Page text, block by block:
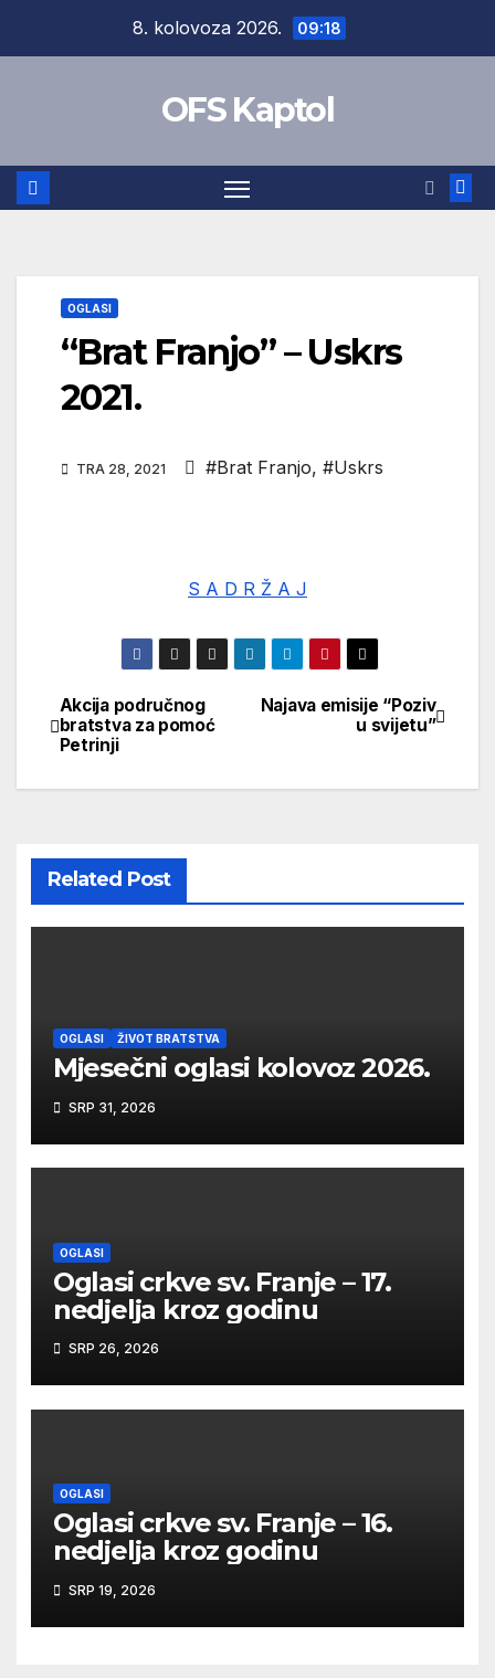
8. kolovoza 2026. 09:18
OFS Kaptol
OGLASI
“Brat Franjo” – Uskrs
2021.
TRA 28, 2021 #Brat Franjo, #Uskrs
S A D R Ž A J
Navigacija
objava
Najava emisije “Poziv
u svijetu”
Akcija područnog
bratstva za pomoć
Petrinji
Related Post
OGLASI ŽIVOT BRATSTVA
Mjesečni oglasi kolovoz 2026.
SRP 31, 2026
OGLASI
Oglasi crkve sv. Franje – 17.
nedjelja kroz godinu
SRP 26, 2026
OGLASI
Oglasi crkve sv. Franje – 16.
nedjelja kroz godinu
SRP 19, 2026